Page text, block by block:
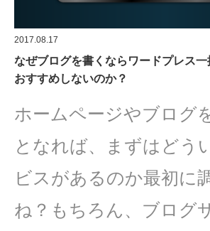
2017.08.17
なぜブログを書くならワードプレス
おすすめしないのか？
ホームページやブログ
となれば、まずはどう
ビスがあるのか最初に
ね？もちろん、ブログ